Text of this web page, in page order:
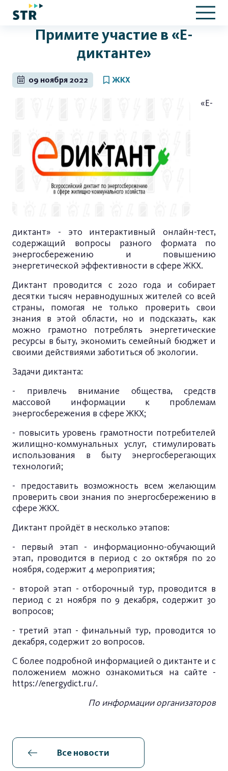
Примите участие в «Е-
диктанте»
09 ноября 2022 ЖКХ
«E-
диктант» - это интерактивный онлайн-тест,
содержащий вопросы разного формата по
энергосбережению и повышению
энергетической эффективности в сфере ЖКХ.
Диктант проводится с 2020 года и собирает
десятки тысяч неравнодушных жителей со всей
страны, помогая не только проверить свои
знания в этой области, но и подсказать, как
можно грамотно потреблять энергетические
ресурсы в быту, экономить семейный бюджет и
своими действиями заботиться об экологии.
Задачи диктанта:
- привлечь внимание общества, средств
массовой информации к проблемам
энергосбережения в сфере ЖКХ;
- повысить уровень грамотности потребителей
жилищно-коммунальных услуг, стимулировать
использования в быту энергосберегающих
технологий;
- предоставить возможность всем желающим
проверить свои знания по энергосбережению в
сфере ЖКХ.
Диктант пройдёт в несколько этапов:
- первый этап - информационно-обучающий
этап, проводится в период с 20 октября по 20
ноября, содержит 4 мероприятия;
- второй этап - отборочный тур, проводится в
период с 21 ноября по 9 декабря, содержит 30
вопросов;
- третий этап - финальный тур, проводится 10
декабря, содержит 20 вопросов.
С более подробной информацией о диктанте и с
положением можно ознакомиться на сайте -
https://energydict.ru/.
По информации организаторов
Все новости